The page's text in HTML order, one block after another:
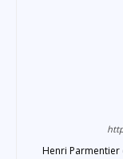
Henri